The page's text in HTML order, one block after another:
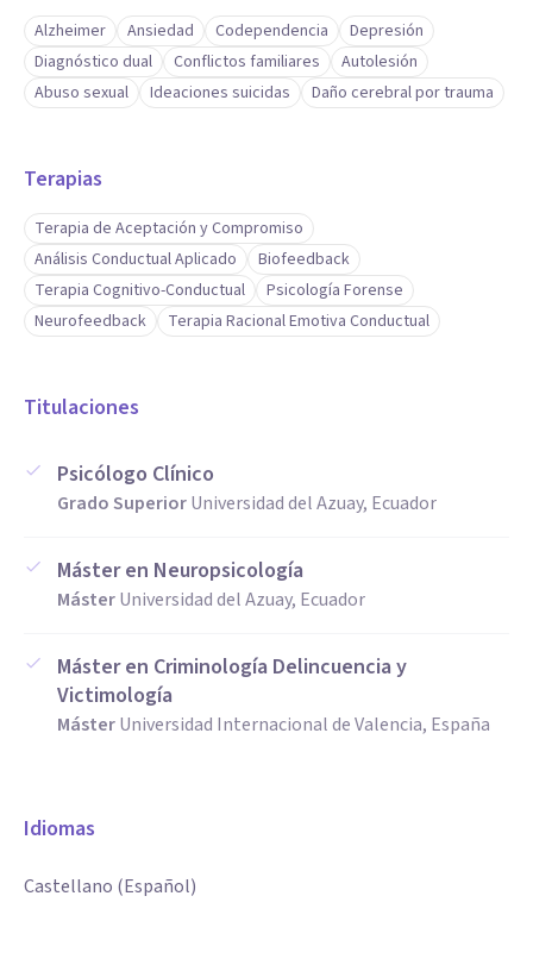
Alzheimer Ansiedad Codependencia
Depresión
Diagnóstico dual
Conflictos familiares
Autolesión
Abuso sexual
Ideaciones suicidas Daño cerebral por trauma
Terapias
Terapia de Aceptación y Compromiso
Análisis Conductual Aplicado
Biofeedback
Terapia Cognitivo-Conductual
Psicología Forense
Neurofeedback
Terapia Racional Emotiva Conductual
Titulaciones
Psicólogo Clínico
Grado SuperiorUniversidad del Azuay, Ecuador
Máster en Neuropsicología
MásterUniversidad del Azuay, Ecuador
Máster en Criminología Delincuencia y
Victimología
MásterUniversidad Internacional de Valencia, España
Idiomas
Castellano (Español)